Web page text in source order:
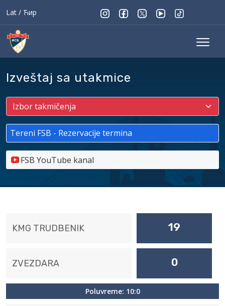
Lat / Ћир
Izveštaj sa utakmice
Tereni FSB - Rezervacije termina
FSB YouTube kanal
KMG TRUDBENIK 19
ZVEZDARA 0
Poluvreme: 10:0